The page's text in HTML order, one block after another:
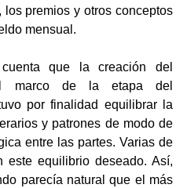
premios y otros conceptos
mensual.
que la creación del
marco de la etapa del
por finalidad equilibrar la
y patrones de modo de
entre las partes. Varias de
este equilibrio deseado. Así,
parecía natural que el más